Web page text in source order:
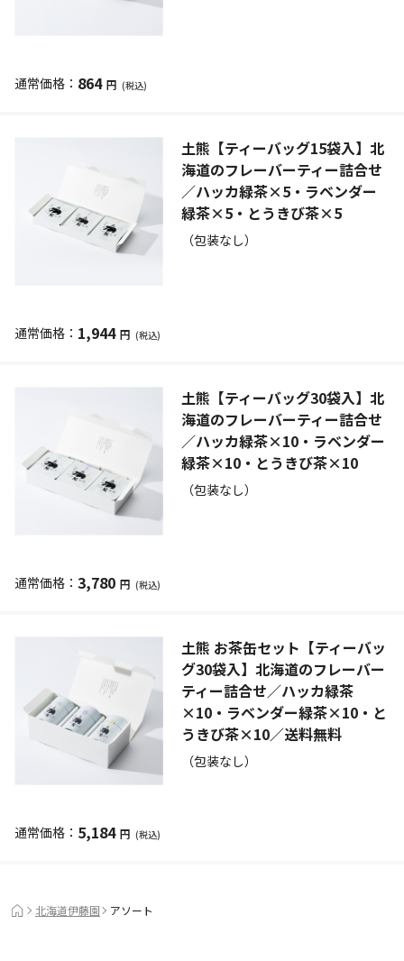
864 円 (税込)
土熊【ティーバッグ15袋入】北
海道のフレーバーティー詰合せ
／ハッカ緑茶×5・ラベンダー
緑茶×5・とうきび茶×5
（包装なし）
1,944 円 (税込)
土熊【ティーバッグ30袋入】北
海道のフレーバーティー詰合せ
／ハッカ緑茶×10・ラベンダー
緑茶×10・とうきび茶×10
（包装なし）
3,780 円 (税込)
土熊 お茶缶セット【ティーバッ
グ30袋入】北海道のフレーバー
ティー詰合せ／ハッカ緑茶
×10・ラベンダー緑茶×10・と
うきび茶×10／送料無料
（包装なし）
5,184 円 (税込)
北海道伊藤園 アソート